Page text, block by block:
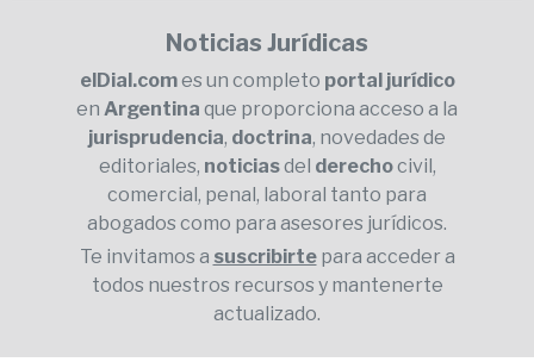
Noticias Jurídicas
elDial.comes un completo portal jurídico
en Argentina que proporciona acceso a la
jurisprudencia, doctrina, novedades de
editoriales, noticiasdel derechocivil,
comercial, penal, laboral tanto para
abogados como para asesores jurídicos.
Te invitamos a suscribirtepara acceder a
todos nuestros recursos y mantenerte
actualizado.